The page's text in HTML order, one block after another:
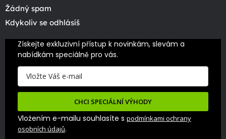
Žádný spam
Kdykoliv se odhlásíš
Získejte exkluzivní přístup k novinkám, slevám a
nabídkám speciálně pro vás.
CHCI SPECIÁLNÍ VÝHODY
Vložením e-mailu souhlasíte s podmínkami ochrany
osobních údajů.